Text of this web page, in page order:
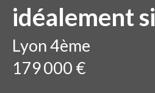
idéalement
Lyon 4ème
179 000 €